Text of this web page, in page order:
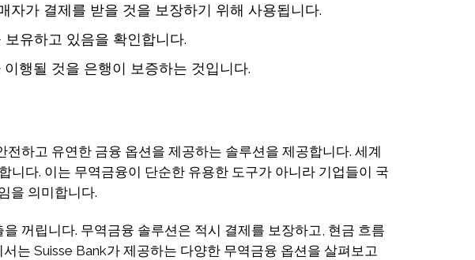
자가 결제를 받을 것을 보장하기 위해 사용됩니다.
유하고 있음을 확인합니다.
행될 것을 은행이 보증하는 것입니다.
하고 유연한 금융 옵션을 제공하는 솔루션을 제공합니다. 세계
다. 이는 무역금융이 단순한 유용한 도구가 아니라 기업들이 국
을 의미합니다.
꺼립니다. 무역금융 솔루션은 적시 결제를 보장하고, 현금 흐름
는 Suisse Bank가 제공하는 다양한 무역금융 옵션을 살펴보고